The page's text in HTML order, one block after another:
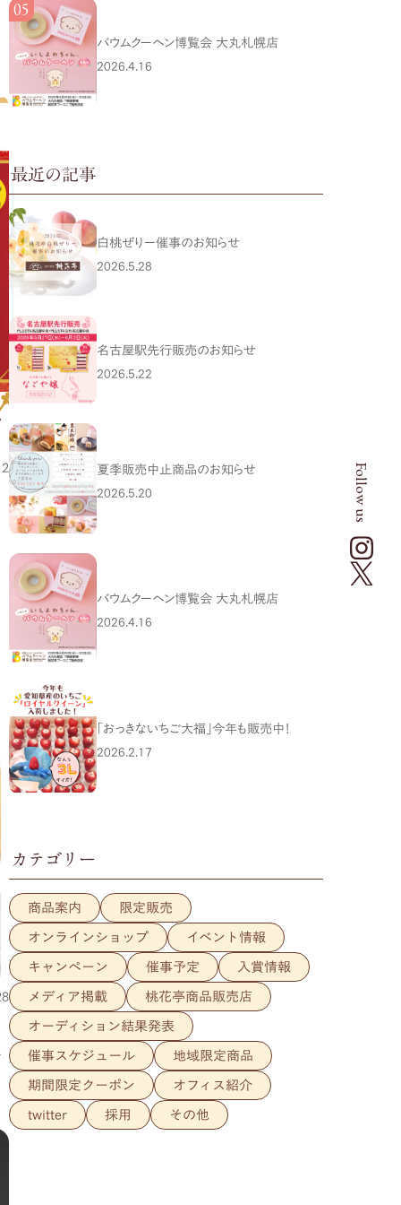
Follow us
バウムクーヘン博覧会 大丸札幌店
2026.4.16
最近の記事
白桃ぜりー催事のお知らせ
2026.5.28
名古屋駅先行販売のお知らせ
2026.5.22
夏季販売中止商品のお知らせ
2026.5.20
バウムクーヘン博覧会 大丸札幌店
2026.4.16
「おっきないちご大福」今年も販売中！
2026.2.17
カテゴリー
商品案内 限定販売
オンラインショップ イベント情報
キャンペーン 催事予定 入賞情報
メディア掲載 桃花亭商品販売店
オーディション結果発表
催事スケジュール 地域限定商品
期間限定クーポン オフィス紹介
twitter 採用 その他